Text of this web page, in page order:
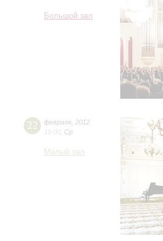
Большой зал
22 февраля 2012
19:00 Ср
Малый зал